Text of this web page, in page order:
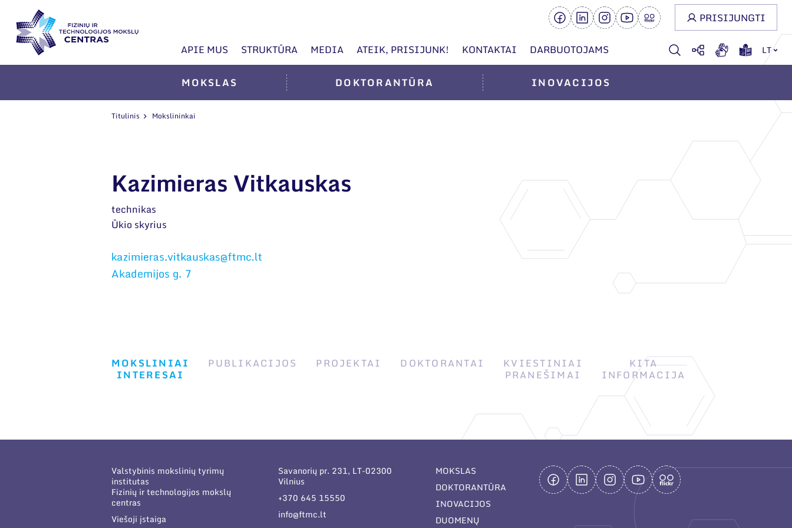
APIE MUS STRUKTŪRA MEDIA ATEIK, PRISIJUNK! KONTAKTAI DARBUOTOJAMS LT
PRISIJUNGTI
MOKSLAS DOKTORANTŪRA INOVACIJOS
Titulinis Mokslininkai
Kazimieras Vitkauskas
technikas
Ūkio skyrius
Akademijos g. 7
MOKSLINIAI
INTERESAI
PUBLIKACIJOS PROJEKTAI DOKTORANTAI KVIESTINIAI
PRANEŠIMAI
KITA
INFORMACIJA
Valstybinis mokslinių tyrimų
institutas
Fizinių ir technologijos mokslų
centras
Viešoji įstaiga
Savanorių pr. 231, LT-02300
Vilnius
+370 645 15550
info@ftmc.lt
MOKSLAS
DOKTORANTŪRA
INOVACIJOS
DUOMENŲ